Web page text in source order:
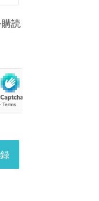
購読